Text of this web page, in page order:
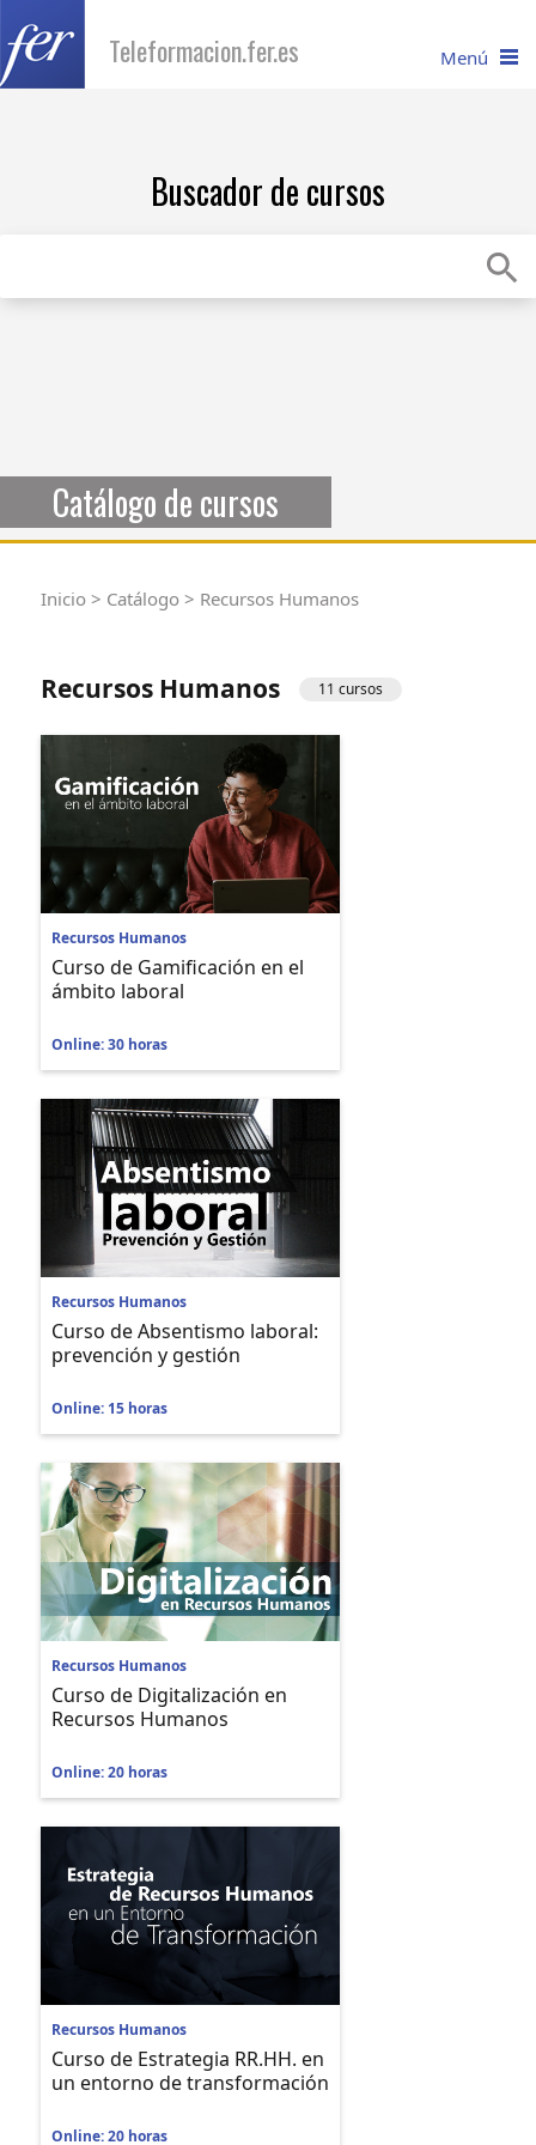
Teleformacion.fer.es Menú
Recuperar contraseña
Buscador de cursos
Catálogo de cursos
Inicio > Catálogo > Recursos Humanos
Recursos Humanos 11 cursos
Recursos Humanos
Curso de Gamificación en el
ámbito laboral
Online: 30 horas
Recursos Humanos
Curso de Absentismo laboral:
prevención y gestión
Online: 15 horas
Recursos Humanos
Curso de Digitalización en
Recursos Humanos
Online: 20 horas
Recursos Humanos
Curso de Estrategia RR.HH. en
un entorno de transformación
Online: 20 horas